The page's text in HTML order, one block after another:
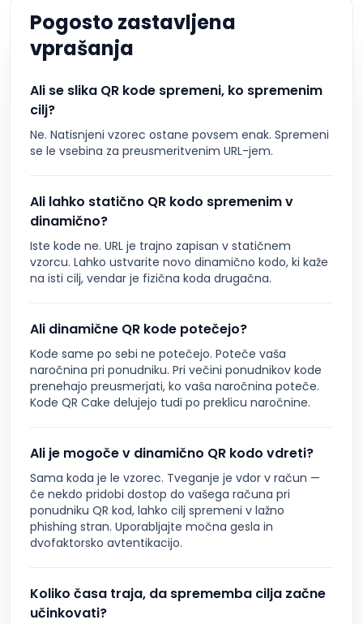
Pogosto zastavljena
vprašanja
Ali se slika QR kode spremeni, ko spremenim
cilj?
Ne. Natisnjeni vzorec ostane povsem enak. Spremeni
se le vsebina za preusmeritvenim URL-jem.
Ali lahko statično QR kodo spremenim v
dinamično?
Iste kode ne. URL je trajno zapisan v statičnem
vzorcu. Lahko ustvarite novo dinamično kodo, ki kaže
na isti cilj, vendar je fizična koda drugačna.
Ali dinamične QR kode potečejo?
Kode same po sebi ne potečejo. Poteče vaša
naročnina pri ponudniku. Pri večini ponudnikov kode
prenehajo preusmerjati, ko vaša naročnina poteče.
Kode QR Cake delujejo tudi po preklicu naročnine.
Ali je mogoče v dinamično QR kodo vdreti?
Sama koda je le vzorec. Tveganje je vdor v račun —
če nekdo pridobi dostop do vašega računa pri
ponudniku QR kod, lahko cilj spremeni v lažno
phishing stran. Uporabljajte močna gesla in
dvofaktorsko avtentikacijo.
Koliko časa traja, da sprememba cilja začne
učinkovati?